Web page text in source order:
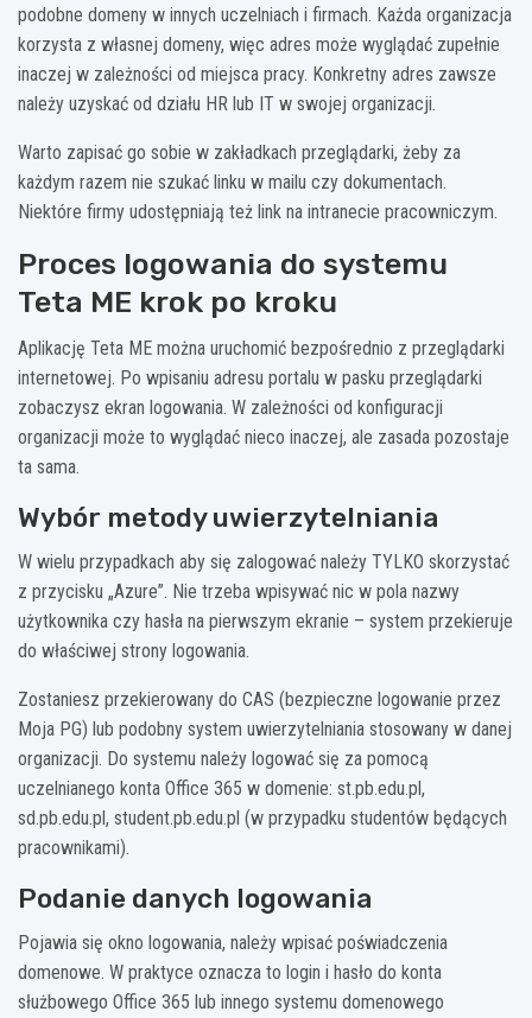
podobne domeny w innych uczelniach i firmach. Każda organizacja
korzysta z własnej domeny, więc adres może wyglądać zupełnie
inaczej w zależności od miejsca pracy. Konkretny adres zawsze
należy uzyskać od działu HR lub IT w swojej organizacji.
Warto zapisać go sobie w zakładkach przeglądarki, żeby za
każdym razem nie szukać linku w mailu czy dokumentach.
Niektóre firmy udostępniają też link na intranecie pracowniczym.
Proces logowania do systemu
Teta ME krok po kroku
Aplikację Teta ME można uruchomić bezpośrednio z przeglądarki
internetowej. Po wpisaniu adresu portalu w pasku przeglądarki
zobaczysz ekran logowania. W zależności od konfiguracji
organizacji może to wyglądać nieco inaczej, ale zasada pozostaje
ta sama.
Wybór metody uwierzytelniania
W wielu przypadkach aby się zalogować należy TYLKO skorzystać
z przycisku „Azure”. Nie trzeba wpisywać nic w pola nazwy
użytkownika czy hasła na pierwszym ekranie – system przekieruje
do właściwej strony logowania.
Zostaniesz przekierowany do CAS (bezpieczne logowanie przez
Moja PG) lub podobny system uwierzytelniania stosowany w danej
organizacji. Do systemu należy logować się za pomocą
uczelnianego konta Office 365 w domenie: st.pb.edu.pl,
sd.pb.edu.pl, student.pb.edu.pl (w przypadku studentów będących
pracownikami).
Podanie danych logowania
Pojawia się okno logowania, należy wpisać poświadczenia
domenowe. W praktyce oznacza to login i hasło do konta
służbowego Office 365 lub innego systemu domenowego